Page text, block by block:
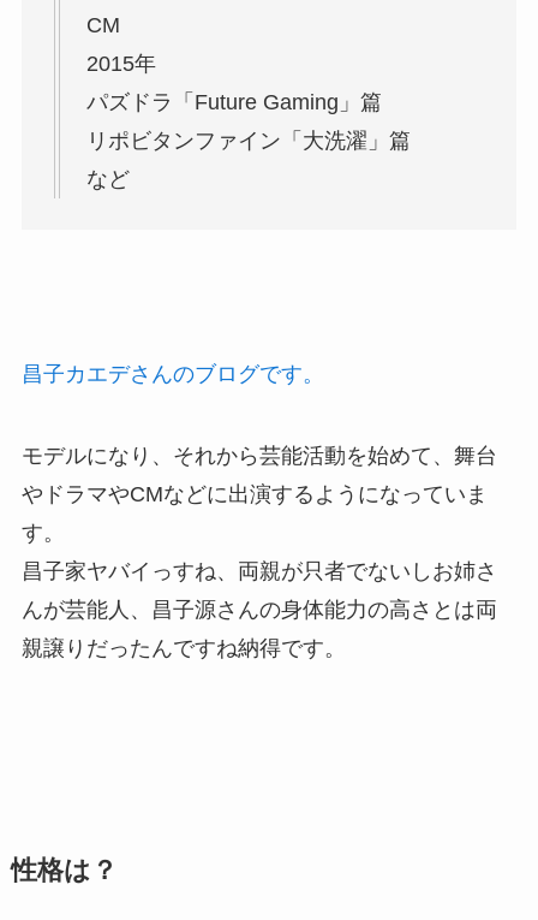
CM
2015年
パズドラ「Future Gaming」篇
リポビタンファイン「大洗濯」篇
など
昌子カエデさんのブログです。
モデルになり、それから芸能活動を始めて、舞台
やドラマやCMなどに出演するようになっていま
す。
昌子家ヤバイっすね、両親が只者でないしお姉さ
んが芸能人、昌子源さんの身体能力の高さとは両
親譲りだったんですね納得です。
性格は？